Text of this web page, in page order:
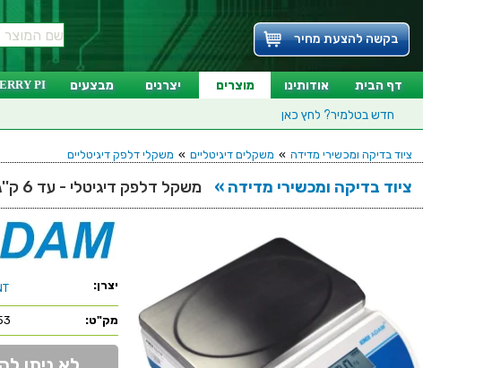
בקשה להצעת מחיר
דף הבית אודותינו מוצרים יצרנים מבצעים PI
חדש בטלמיר? לחץ כאן
ציוד בדיקה ומכשירי מדידה » משקלים דיגיטליים » משקלי דלפק דיגיטליים
ציוד בדיקה ומכשירי מדידה » משקל דלפק דיגיטלי - עד 6 ק''ג - רזולוציה 1 גרם - LBX 6
יצרן:
מק"ט: